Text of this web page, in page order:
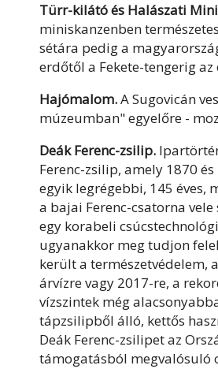
Türr-kilátó és Halászati
miniskanzenben
sétára pedig a
erdőtől a Fekete-tengerig
Hajómalom.A Sugovicán
múzeumban" egyelőre -
Deák Ferenc-zsilip.
Ferenc-zsilip, amely 1870
egyik legrégebbi, 145 éves,
a bajai Ferenc-csatorna
egy korabeli
ugyanakkor meg tudjon
került a természetvédelem,
árvízre vagy 2017-re, a
vízszintek még
tápzsilipből álló, kettős
Deák Ferenc-zsilipet az
támogatásból megvalósuló